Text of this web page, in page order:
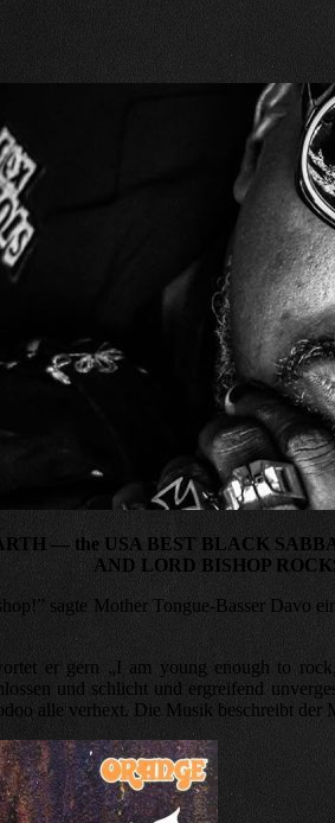
— the USA BEST BLACK
AND LORD BISHOP
sagte Mother Tongue-Basser Davo
er gern „I am young enough to
und schlicht und ergreifend
alle verhext. Die Musik beschreibt